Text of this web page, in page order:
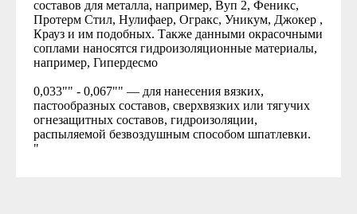
составов для металла, например, Вуп 2, Феникс,
Протерм Стил, Нулифаер, Огракс, Уникум, Джокер ,
Крауз и им подобных. Также данными окрасочными
соплами наносятся гидроизоляционные материалы,
например, Гипердесмо
0,033"" - 0,067"" — для нанесения вязких,
пастообразных составов, сверхвязких или тягучих
огнезащитных составов, гидроизоляции,
распыляемой безвоздушным способом шпатлевки.
"